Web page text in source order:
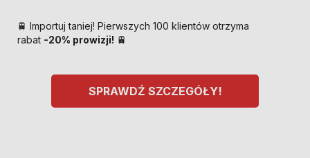
🚆 Importuj taniej! Pierwszych 100 klientów otrzyma
rabat -20% prowizji! 🚆
SPRAWDŹ SZCZEGÓŁY!